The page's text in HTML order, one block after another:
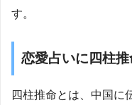
す。
恋愛占いに四柱
四柱推命とは、中国に